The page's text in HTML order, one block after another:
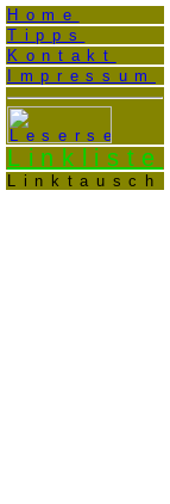
Home
Tipps
Kontakt
Impressum
Linkliste
Linktausch